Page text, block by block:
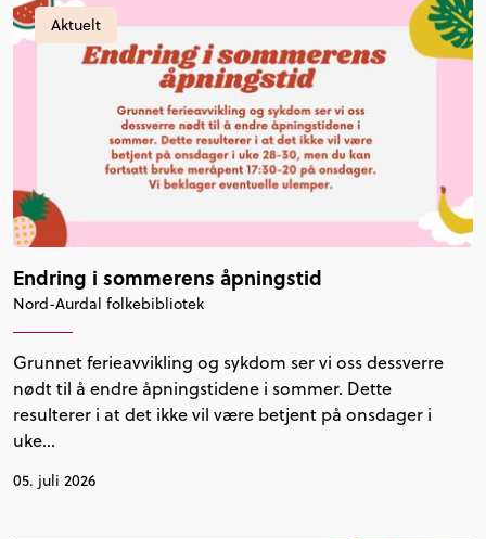
Aktuelt
Endring i sommerens åpningstid
Nord-Aurdal folkebibliotek
Grunnet ferieavvikling og sykdom ser vi oss dessverre
nødt til å endre åpningstidene i sommer. Dette
resulterer i at det ikke vil være betjent på onsdager i
uke…
05. juli 2026